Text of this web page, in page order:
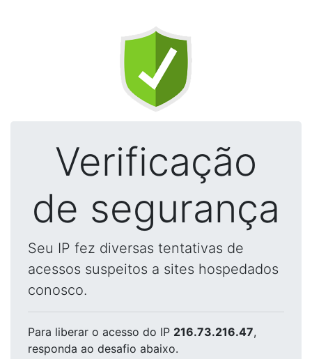
Verificação
de segurança
Seu IP fez diversas tentativas de
acessos suspeitos a sites hospedados
conosco.
Para liberar o acesso do IP 216.73.216.47,
responda ao desafio abaixo.